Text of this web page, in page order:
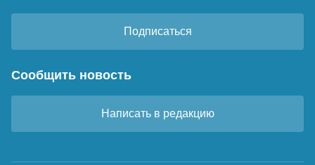
Подписаться
Сообщить новость
Написать в редакцию